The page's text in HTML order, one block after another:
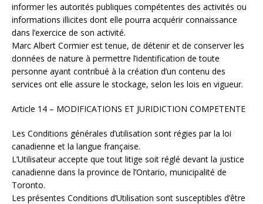
informer les autorités publiques compétentes des activités ou
informations illicites dont elle pourra acquérir connaissance
dans l’exercice de son activité.
Marc Albert Cormier est tenue, de détenir et de conserver les
données de nature à permettre l’identification de toute
personne ayant contribué à la création d’un contenu des
services ont elle assure le stockage, selon les lois en vigueur.
Article 14 – MODIFICATIONS ET JURIDICTION COMPETENTE
Les Conditions générales d’utilisation sont régies par la loi
canadienne et la langue française.
L’Utilisateur accepte que tout litige soit réglé devant la justice
canadienne dans la province de l’Ontario, municipalité de
Toronto.
Les présentes Conditions d’Utilisation sont susceptibles d’être